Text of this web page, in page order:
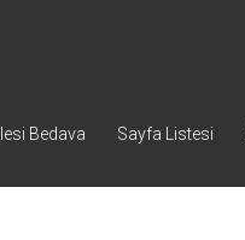
Bedava Sayfa Listesi